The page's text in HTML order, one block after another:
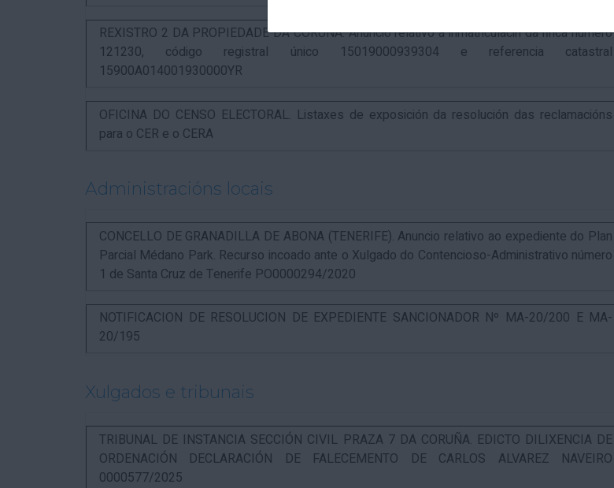
REXISTRO 2 DA PROPIEDADE DA CORUÑA. Anuncio relativo á inmatriculacin da finca número
121230, código registral único 15019000939304 e referencia catastral
15900A014001930000YR
OFICINA DO CENSO ELECTORAL. Listaxes de exposición da resolución das reclamacións
para o CER e o CERA
Administracións locais
CONCELLO DE GRANADILLA DE ABONA (TENERIFE). Anuncio relativo ao expediente do Plan
Parcial Médano Park. Recurso incoado ante o Xulgado do Contencioso-Administrativo número
1 de Santa Cruz de Tenerife PO0000294/2020
NOTIFICACION DE RESOLUCION DE EXPEDIENTE SANCIONADOR Nº MA-20/200 E MA-
20/195
Xulgados e tribunais
TRIBUNAL DE INSTANCIA SECCIÓN CIVIL PRAZA 7 DA CORUÑA. EDICTO DILIXENCIA DE
ORDENACIÓN DECLARACIÓN DE FALECEMENTO DE CARLOS ALVAREZ NAVEIRO
0000577/2025